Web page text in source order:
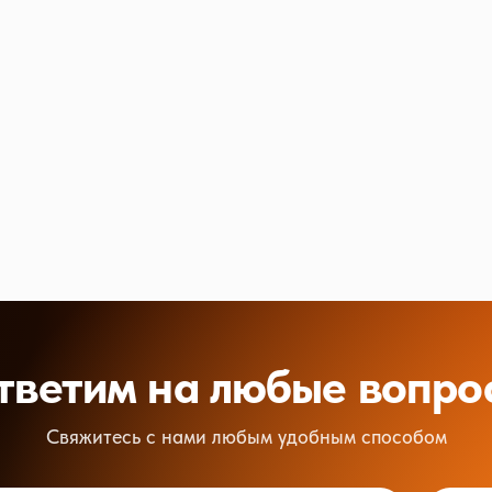
на любые
Свяжитесь с нами любым удобным способом